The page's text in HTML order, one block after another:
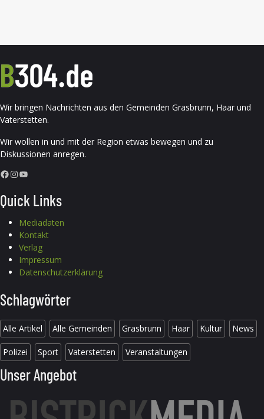
Wir bringen Nachrichten aus den Gemeinden Grasbrunn, Haar und
Vaterstetten.
Wir wollen in und mit der Region etwas bewegen und zu
Diskussionen anregen.
Facebook InstagramYouTube
Quick Links
Mediadaten
Kontakt
Verlag
Impressum
Datenschutzerklärung
Schlagwörter
Alle Artikel Alle Gemeinden Grasbrunn Haar Kultur News
Polizei Sport Vaterstetten Veranstaltungen
Unser Angebot